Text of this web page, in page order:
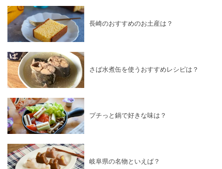
長崎のおすすめのお土産は？
さば水煮缶を使うおすすめレシピは？
プチっと鍋で好きな味は？
岐阜県の名物といえば？